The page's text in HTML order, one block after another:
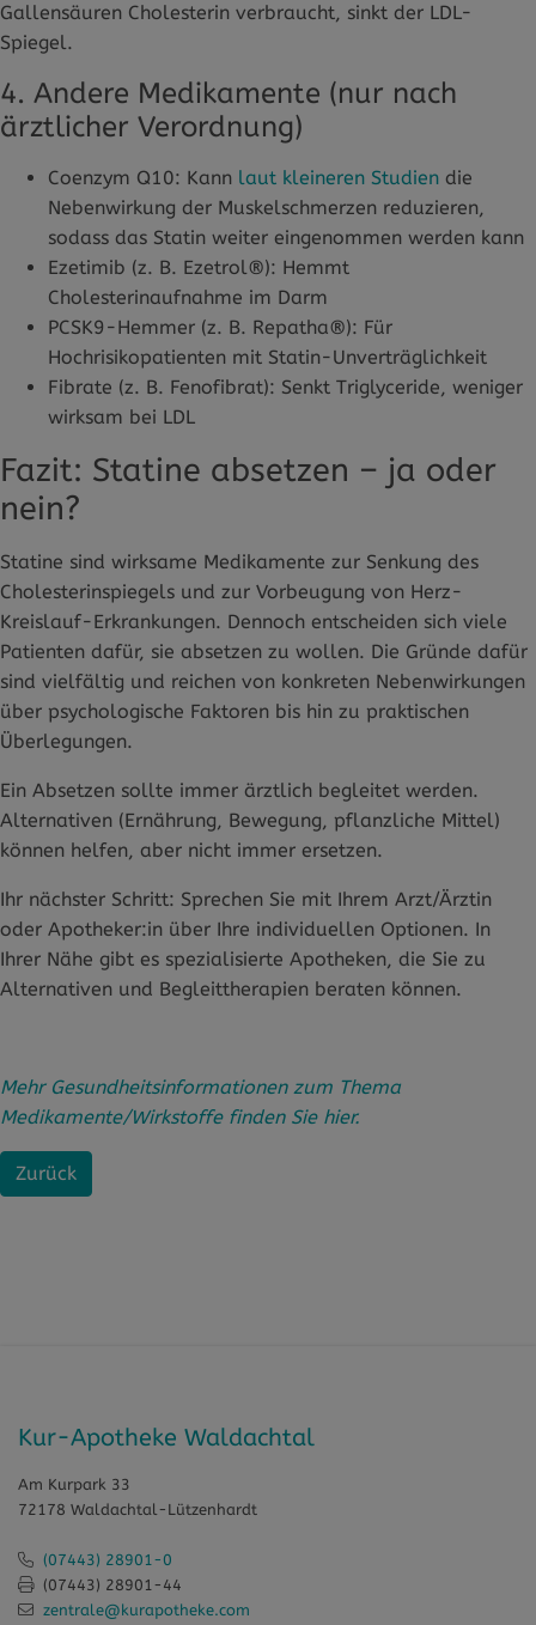
Zurück
Gallensäuren Cholesterin verbraucht, sinkt der LDL-
Spiegel.
4. Andere Medikamente (nur nach
ärztlicher Verordnung)
Coenzym Q10: Kann laut kleineren Studien die
Nebenwirkung der Muskelschmerzen reduzieren,
sodass das Statin weiter eingenommen werden kann
Ezetimib (z. B. Ezetrol®): Hemmt
Cholesterinaufnahme im Darm
PCSK9-Hemmer (z. B. Repatha®): Für
Hochrisikopatienten mit Statin-Unverträglichkeit
Fibrate (z. B. Fenofibrat): Senkt Triglyceride, weniger
wirksam bei LDL
Fazit: Statine absetzen – ja oder
nein?
Statine sind wirksame Medikamente zur Senkung des
Cholesterinspiegels und zur Vorbeugung von Herz-
Kreislauf-Erkrankungen. Dennoch entscheiden sich viele
Patienten dafür, sie absetzen zu wollen. Die Gründe dafür
sind vielfältig und reichen von konkreten Nebenwirkungen
über psychologische Faktoren bis hin zu praktischen
Überlegungen.
Ein Absetzen sollte immer ärztlich begleitet werden.
Alternativen (Ernährung, Bewegung, pflanzliche Mittel)
können helfen, aber nicht immer ersetzen.
Ihr nächster Schritt: Sprechen Sie mit Ihrem Arzt/Ärztin
oder Apotheker:in über Ihre individuellen Optionen. In
Ihrer Nähe gibt es spezialisierte Apotheken, die Sie zu
Alternativen und Begleittherapien beraten können.
Mehr Gesundheitsinformationen zum Thema
Medikamente/Wirkstoffe finden Sie hier.
Kur-Apotheke Waldachtal
Am Kurpark 33
72178 Waldachtal-Lützenhardt
(07443) 28901-0
(07443) 28901-44
zentrale@kurapotheke.com